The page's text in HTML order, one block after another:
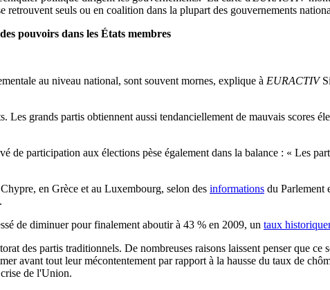
retrouvent seuls ou en coalition dans la plupart des gouvernements
pouvoirs dans les États membres
au niveau national, sont souvent mornes, explique à EURACTIV
grands partis obtiennent aussi tendanciellement de mauvais scores
participation aux élections pèse également dans la balance : « Les
en Grèce et au Luxembourg, selon des informations du Parlement
de diminuer pour finalement aboutir à 43 % en 2009, un taux
des partis traditionnels. De nombreuses raisons laissent penser que
avant tout leur mécontentement par rapport à la hausse du taux de
de l'Union.